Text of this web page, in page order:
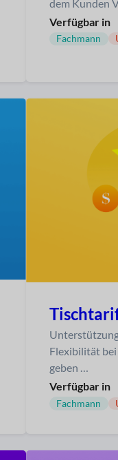
dem Kunden
Verfügbar in
Fachmann
Flexibilität bei
geben …
Verfügbar in
Fachmann